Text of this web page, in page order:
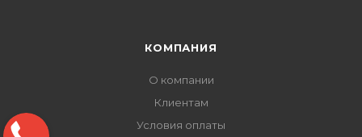
КОМПАНИЯ
О компании
Клиентам
Условия оплаты